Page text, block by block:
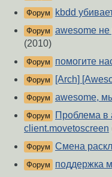
Форум kbdd
Форум awesome не
(2010)
Форум помогите
Форум [Arch]
Форум awesome,
Форум
Проблема в
client.movetoscreen
Форум Смена
Форум поддержка